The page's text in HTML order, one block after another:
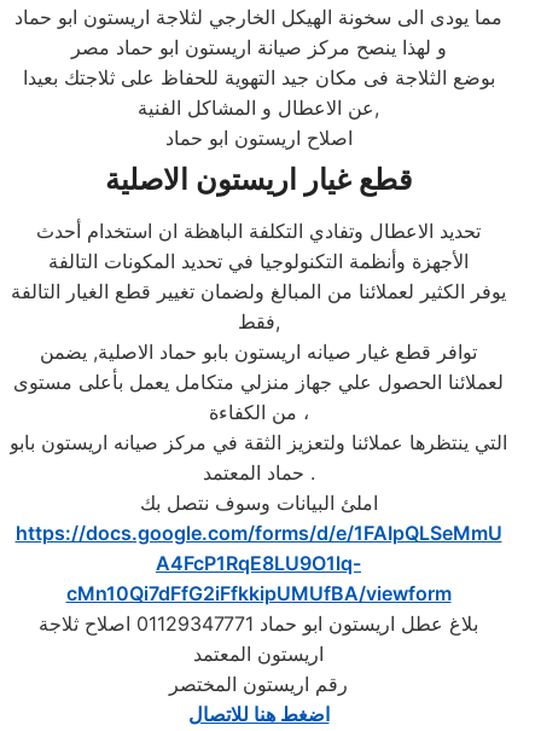
مما يودى الى سخونة الهيكل الخارجي لثلاجة اريستون ابو حماد
و لهذا ينصح مركز صيانة اريستون ابو حماد مصر
بوضع الثلاجة فى مكان جيد التهوية للحفاظ على ثلاجتك بعيدا
عن الاعطال و المشاكل الفنية,
اصلاح اريستون ابو حماد
قطع غيار اريستون الاصلية
تحديد الاعطال وتفادي التكلفة الباهظة ان استخدام أحدث
الأجهزة وأنظمة التكنولوجيا في تحديد المكونات التالفة
يوفر الكثير لعملائنا من المبالغ ولضمان تغيير قطع الغيار التالفة
فقط,
توافر قطع غيار صيانه اريستون بابو حماد الاصلية, يضمن
لعملائنا الحصول علي جهاز منزلي متكامل يعمل بأعلى مستوى
من الكفاءة ،
التي ينتظرها عملائنا ولتعزيز الثقة في مركز صيانه اريستون بابو
حماد المعتمد .
املئ البيانات وسوف نتصل بك
https://docs.google.com/forms/d/e/1FAIpQLSeMmU
A4FcP1RqE8LU9O1lq-
cMn10Qi7dFfG2iFfkkipUMUfBA/viewform
بلاغ عطل اريستون ابو حماد 01129347771 اصلاح ثلاجة
اريستون المعتمد
رقم اريستون المختصر
اضغط هنا للاتصال